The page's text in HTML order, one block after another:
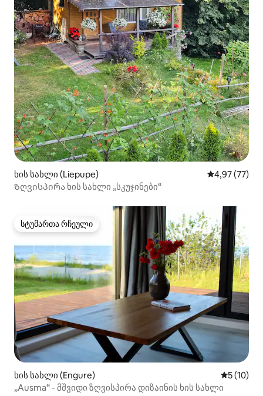
ხის სახლი (Liepupe) საშუალო
4,97 (77)
Ზღვისპირა ხის სახლი „სკუჯინები“
სტუმართა რჩეული
სტუმართა რჩეული
ხის სახლი (Engure) საშუალო
5 (10)
„Ausma“ - მშვიდი ზღვისპირა დიზაინის ხის სახლი